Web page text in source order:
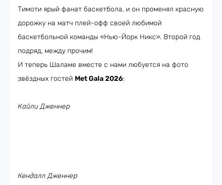
Тимоти ярый фанат баскетбола, и он променял красную
дорожку на матч плей-офф своей любимой
баскетбольной команды «Нью-Йорк Никс». Второй год
подряд, между прочим!
И теперь Шаламе вместе с нами любуется на фото
звёздных гостей Met Gala 2026:
Кайли Дженнер
Кендалл Дженнер